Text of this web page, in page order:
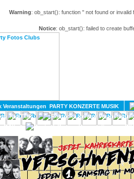
Warning: ob_start(): function '' not found or
Notice: ob_start(): failed to create
PARTY KONZERTE MUSIK
KULTUR
GAY